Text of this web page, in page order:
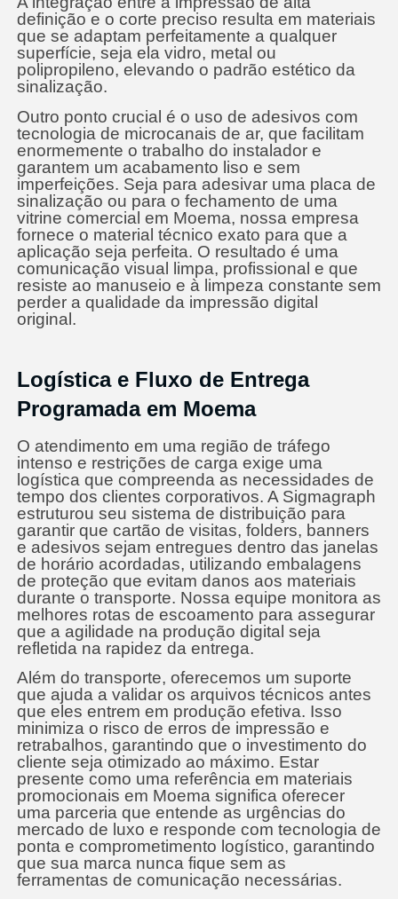
definição e o corte preciso resulta em materiais
que se adaptam perfeitamente a qualquer
superfície, seja ela vidro, metal ou
polipropileno, elevando o padrão estético da
sinalização.
Outro ponto crucial é o uso de adesivos com
tecnologia de microcanais de ar, que facilitam
enormemente o trabalho do instalador e
garantem um acabamento liso e sem
imperfeições. Seja para adesivar uma placa de
sinalização ou para o fechamento de uma
vitrine comercial em Moema, nossa empresa
fornece o material técnico exato para que a
aplicação seja perfeita. O resultado é uma
comunicação visual limpa, profissional e que
resiste ao manuseio e à limpeza constante sem
perder a qualidade da impressão digital
original.
Logística e Fluxo de Entrega
Programada em Moema
O atendimento em uma região de tráfego
intenso e restrições de carga exige uma
logística que compreenda as necessidades de
tempo dos clientes corporativos. A Sigmagraph
estruturou seu sistema de distribuição para
garantir que cartão de visitas, folders, banners
e adesivos sejam entregues dentro das janelas
de horário acordadas, utilizando embalagens
de proteção que evitam danos aos materiais
durante o transporte. Nossa equipe monitora as
melhores rotas de escoamento para assegurar
que a agilidade na produção digital seja
refletida na rapidez da entrega.
Além do transporte, oferecemos um suporte
que ajuda a validar os arquivos técnicos antes
que eles entrem em produção efetiva. Isso
minimiza o risco de erros de impressão e
retrabalhos, garantindo que o investimento do
cliente seja otimizado ao máximo. Estar
presente como uma referência em materiais
promocionais em Moema significa oferecer
uma parceria que entende as urgências do
mercado de luxo e responde com tecnologia de
ponta e comprometimento logístico, garantindo
que sua marca nunca fique sem as
ferramentas de comunicação necessárias.